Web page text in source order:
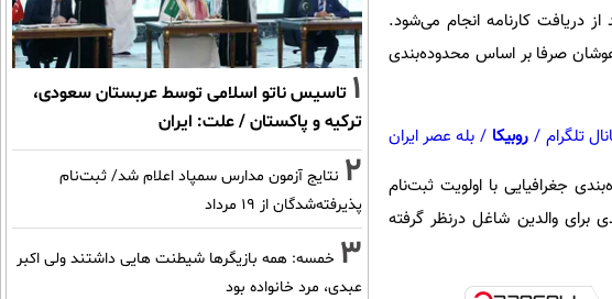
دریافت کارنامه انجام می‌شود.
صرفا بر اساس محدوده‌بندی
تلگرام / روبیکا / بله عصر ایران
جغرافیایی با اولویت ثبت‌نام
والدین شاغل درنظر گرفته
1 تاسیس ناتو اسلامی توسط عربستان سعودی،
ترکیه و پاکستان / علت: ایران
2 نتایج آزمون مدارس سمپاد اعلام شد/ ثبت‌نام
پذیرفته‌شدگان از ۱۹ مرداد
3 خمسه: همه بازیگرها شیطنت هایی داشتند ولی اکبر
عبدی، مرد خانواده بود